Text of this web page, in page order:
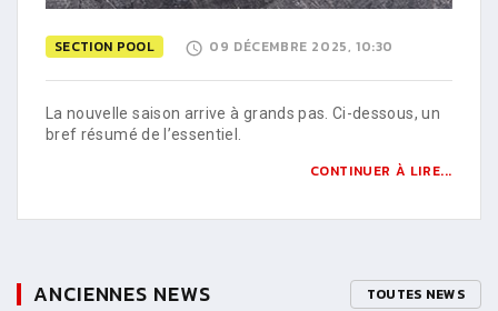
SECTION POOL 09 DÉCEMBRE 2025, 10:30
La nouvelle saison arrive à grands pas. Ci-dessous, un
bref résumé de l’essentiel.
CONTINUER À LIRE...
ANCIENNES NEWS TOUTES NEWS